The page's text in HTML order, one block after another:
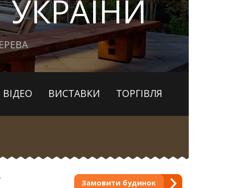
ВІДЕО ВИСТАВКИ ТОРГІВЛЯ
Замовити будинок
.